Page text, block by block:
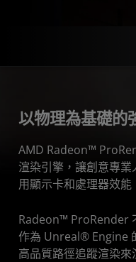
以物理為基礎的
AMD Radeon™
渲染引擎，讓創意專
用顯示卡和處理器效能
Radeon™ ProRender
作為 Unreal® Engine
高品質路徑追蹤渲染